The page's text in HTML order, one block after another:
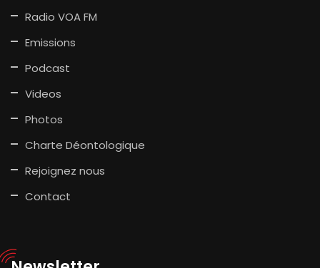
Radio VOA FM
Emissions
Podcast
Videos
Photos
Charte Déontologique
Rejoignez nous
Contact